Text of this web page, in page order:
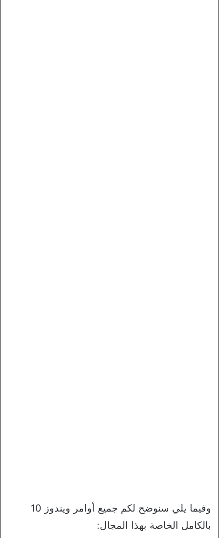
وفيما يلي سنوضح لكم جميع أوامر ويندوز 10
بالكامل الخاصة بهذا المجال: